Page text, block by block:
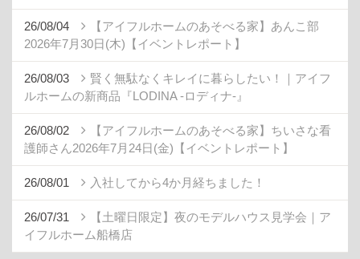
26/08/02
【アイフルホームのあそべる家】ちいさな看
26/08/01 入社してから4か月経ちました！
26/07/31
【土曜日限定】夜のモデルハウス見学会｜ア
イフルホーム船橋店
1ページ （全72ページ中）